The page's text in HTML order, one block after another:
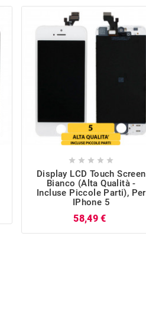
    
Display LCD Touch Screen
Bianco (Alta Qualità -
Incluse Piccole Parti), Per
IPhone 5
58,49 €